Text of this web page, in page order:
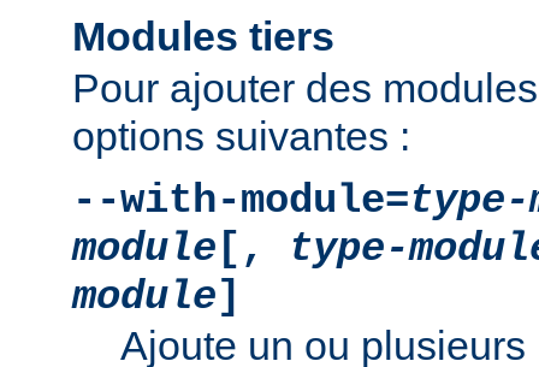
Modules tiers
Pour ajouter des
options suivantes :
--with-module=type-
module [,
type-
module]
Ajoute un ou